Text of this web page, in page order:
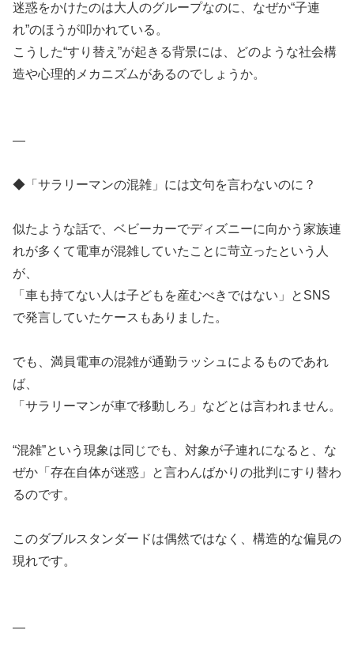
迷惑をかけたのは大人のグループなのに、なぜか“子連
れ”のほうが叩かれている。
こうした“すり替え”が起きる背景には、どのような社会構
造や心理的メカニズムがあるのでしょうか。
—
◆「サラリーマンの混雑」には文句を言わないのに？
似たような話で、ベビーカーでディズニーに向かう家族連
れが多くて電車が混雑していたことに苛立ったという人
が、
「車も持てない人は子どもを産むべきではない」とSNS
で発言していたケースもありました。
でも、満員電車の混雑が通勤ラッシュによるものであれ
ば、
「サラリーマンが車で移動しろ」などとは言われません。
“混雑”という現象は同じでも、対象が子連れになると、な
ぜか「存在自体が迷惑」と言わんばかりの批判にすり替わ
るのです。
このダブルスタンダードは偶然ではなく、構造的な偏見の
現れです。
—